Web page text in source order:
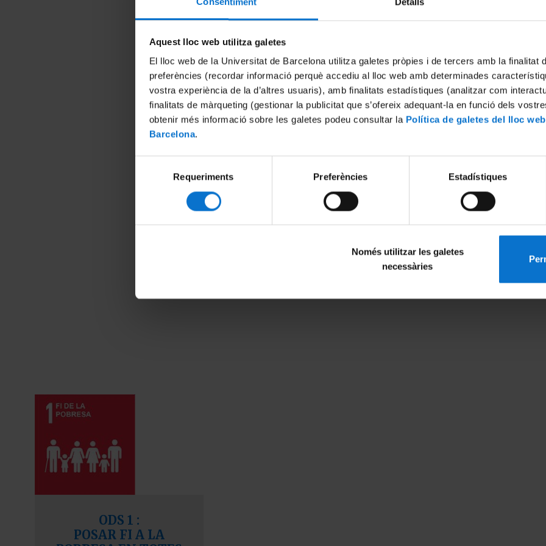
Aquest lloc web utilitza galetes
El lloc web de la Universitat de Barcelona utilitza galetes pròpies i de tercers amb la finalitat
preferències (recordar informació perquè accediu al lloc web amb determinades
vostra experiència de la d’altres usuaris), amb finalitats estadístiques (analitzar com
finalitats de màrqueting (gestionar la publicitat que s’ofereix adequant-la en funció dels
obtenir més informació sobre les galetes podeu consultar la Política de galetes del lloc
Barcelona.
Requeriments Preferències Estadístiques
Només utilitzar les galetes
necessàries
ODS 1 :
POSAR FI A LA